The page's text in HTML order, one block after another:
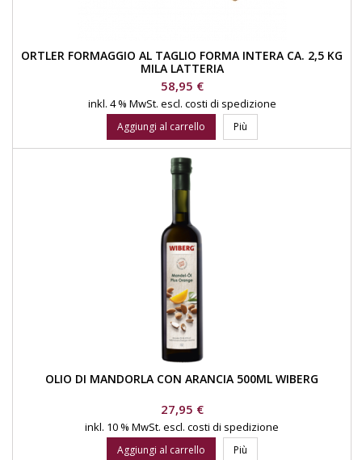
ORTLER FORMAGGIO AL TAGLIO FORMA INTERA CA. 2,5 KG
MILA LATTERIA
Prezzo
58,95 €
inkl. 4 % MwSt. escl. costi di spedizione
Aggiungi al carrello Più
OLIO DI MANDORLA CON ARANCIA 500ML WIBERG
Prezzo
27,95 €
inkl. 10 % MwSt. escl. costi di spedizione
Aggiungi al carrello Più